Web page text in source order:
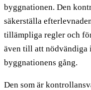
byggnationen. Den
säkerställa
tillämpliga regler och
även till att nödvändiga
byggnationens gång.
Den som är